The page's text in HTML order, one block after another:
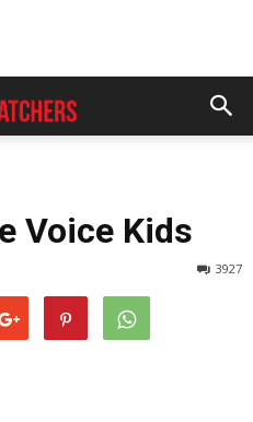
Voice Kids
3927